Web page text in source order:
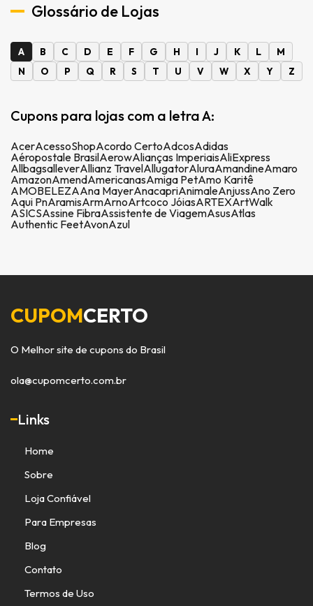
Glossário de Lojas
A B C D E F G H I J K L
M
N
O P Q R S T U V W X Y Z
Cupons para lojas com a letra A:
AcerAcessoShopAcordo CertoAdcosAdidas
Aéropostale BrasilAerowAlianças ImperiaisAliExpress
AllbagsalleverAllianz TravelAllugatorAluraAmandineAmaro
AmazonAmendAmericanasAmiga PetAmo Karitê
AMOBELEZAAna MayerAnacapriAnimaleAnjussAno Zero
Aqui PnAramisArmArnoArtcoco JóiasARTEXArtWalk
ASICSAssine FibraAssistente de ViagemAsusAtlas
Authentic FeetAvonAzul
CUPOMCERTO
O Melhor site de cupons do Brasil
ola@cupomcerto.com.br
Links
Home
Sobre
Loja Confiável
Para Empresas
Blog
Contato
Termos de Uso